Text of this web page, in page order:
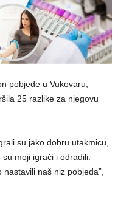
pobjede u Vukovaru,
25 razlike za njegovu
su jako dobru utakmicu,
moji igrači i odradili.
naš niz pobjeda”,